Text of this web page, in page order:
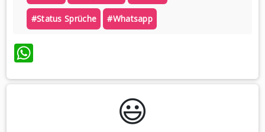
#status Sprüche #whatsapp
WhatsApp
😃️